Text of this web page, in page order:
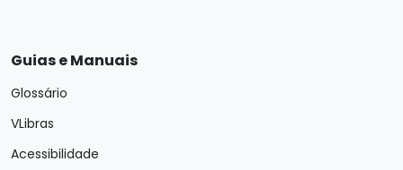
Guias e Manuais
Glossário
VLibras
Acessibilidade